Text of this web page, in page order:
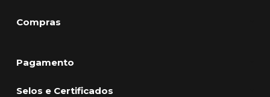
Compras
Pagamento
Selos e Certificados